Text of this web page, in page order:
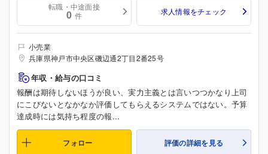
転職・中途面接
0 件 求人情報をチェック
小売業
兵庫県神戸市中央区磯辺通2丁目2番25号
年収・給与の口コミ
報酬は期待しないほうが良い、実力主義とは言いつつかなり上司
にこびないとなかなか評価してもらえるシステムではない。予算
達成時には気持ち程度の報...
フォロー 評価の詳細を見る